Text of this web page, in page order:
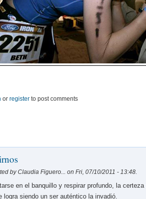
or register to post comments
by Claudia Figuero... on Fri, 07/10/2011 - 13:48.
en el banquillo y respirar profundo, la
logra siendo un ser auténtico la invadió.